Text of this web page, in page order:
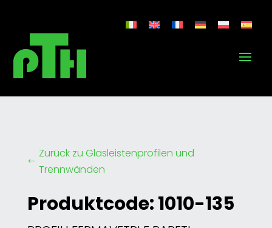
#
Zurück zu Glasleistenprofilen und
Trennwänden
Produktcode: 1010-135